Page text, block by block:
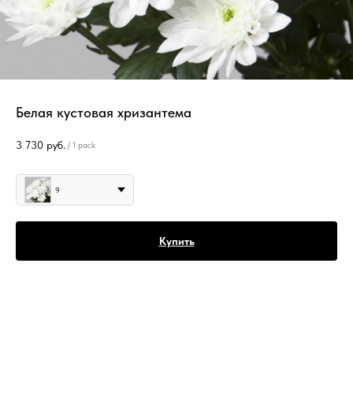
Белая кустовая хризантема
3 730 руб. / 1 pack
9
Купить